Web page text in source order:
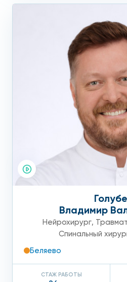
Владимир
Нейрохирург,
Спинальный
Беляево
СТАЖ РАБОТЫ